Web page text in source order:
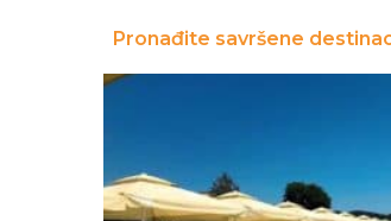
Pronađite savršene